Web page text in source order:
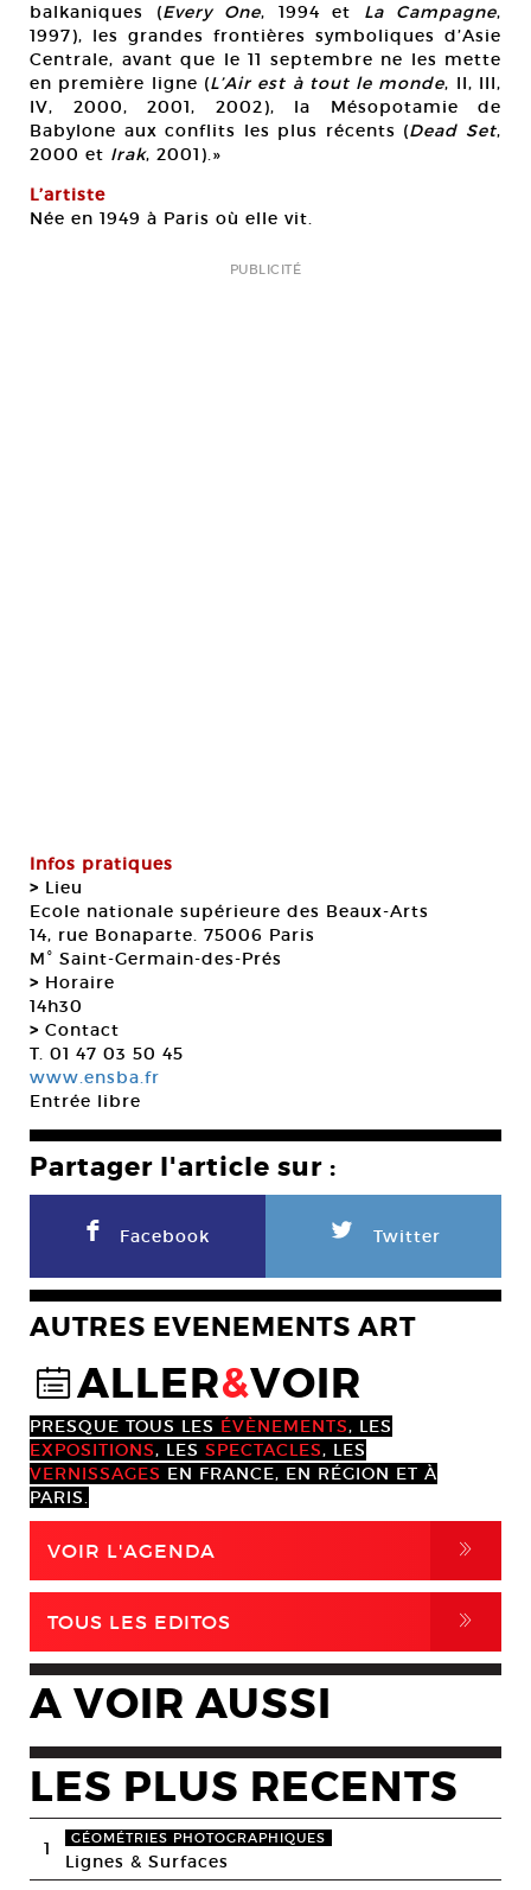
balkaniques (Every One, 1994 et La Campagne,
1997), les grandes frontières symboliques d’Asie
Centrale, avant que le 11 septembre ne les mette
en première ligne (L’Air est à tout le monde, II, III,
IV, 2000, 2001, 2002), la Mésopotamie de
Babylone aux conflits les plus récents (Dead Set,
2000 et Irak, 2001).»
L’artiste
Née en 1949 à Paris où elle vit.
PUBLICITÉ
Infos pratiques
> Lieu
Ecole nationale supérieure des Beaux-Arts
14, rue Bonaparte. 75006 Paris
M° Saint-Germain-des-Prés
> Horaire
14h30
> Contact
T. 01 47 03 50 45
www.ensba.fr
Entrée libre
Partager l'article sur :
F Facebook L Twitter
AUTRES EVENEMENTS ART
@ALLER&VOIR
PRESQUE TOUS LES ÉVÈNEMENTS, LES
EXPOSITIONS, LES SPECTACLES, LES
VERNISSAGES EN FRANCE, EN RÉGION ET À
PARIS.
VOIR L'AGENDA ,
TOUS LES EDITOS ,
A VOIR AUSSI
LES PLUS RECENTS
1 GÉOMÉTRIES PHOTOGRAPHIQUES
Lignes & Surfaces